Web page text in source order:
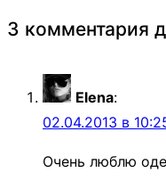
3 комментария
Elena:
02.04.2013 в
Очень люблю